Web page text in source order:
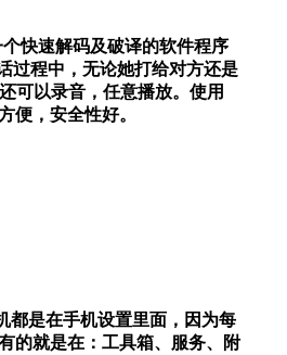
快速解码及破译的软件程序
过程中，无论她打给对方还是
可以录音，任意播放。使用
便，安全性好。
都是在手机设置里面，因为每
的就是在：工具箱、服务、附